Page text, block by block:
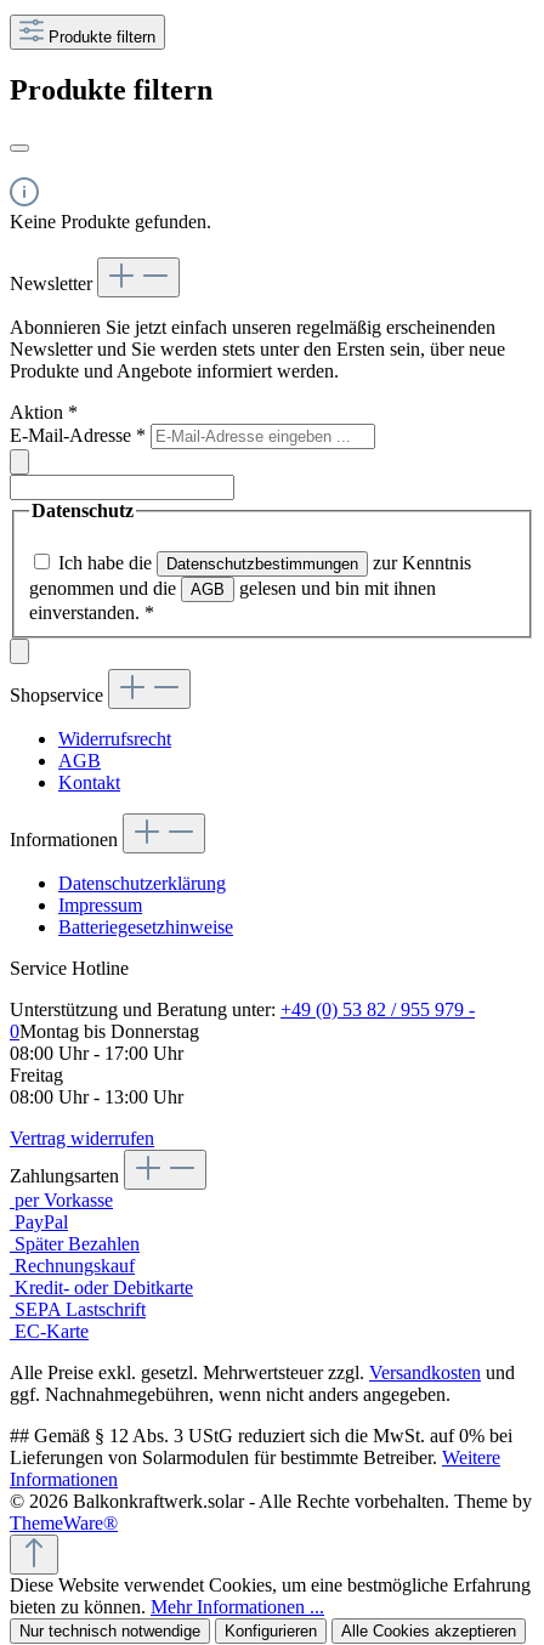
Produkte filtern
Produkte filtern
Keine Produkte gefunden.
Newsletter
Abonnieren Sie jetzt einfach unseren regelmäßig erscheinenden
Newsletter und Sie werden stets unter den Ersten sein, über neue
Produkte und Angebote informiert werden.
Aktion *
E-Mail-Adresse *
Datenschutz
Ich habe die Datenschutzbestimmungen
zur Kenntnis
genommen und die
AGB
gelesen und bin mit ihnen
einverstanden. *
Shopservice
Widerrufsrecht
AGB
Kontakt
Informationen
Datenschutzerklärung
Impressum
Batteriegesetzhinweise
Service Hotline
Unterstützung und Beratung unter: +49 (0) 53 82 / 955 979 -
0Montag bis Donnerstag
08:00 Uhr - 17:00 Uhr
Freitag
08:00 Uhr - 13:00 Uhr
Vertrag widerrufen
Zahlungsarten
per Vorkasse
PayPal
Später Bezahlen
Rechnungskauf
Kredit- oder Debitkarte
SEPA Lastschrift
EC-Karte
Alle Preise exkl. gesetzl. Mehrwertsteuer zzgl. Versandkosten und
ggf. Nachnahmegebühren, wenn nicht anders angegeben.
## Gemäß § 12 Abs. 3 UStG reduziert sich die MwSt. auf 0% bei
Lieferungen von Solarmodulen für bestimmte Betreiber. Weitere
Informationen
© 2026 Balkonkraftwerk.solar - Alle Rechte vorbehalten. Theme by
ThemeWare®
Diese Website verwendet Cookies, um eine bestmögliche Erfahrung
bieten zu können. Mehr Informationen ...
Nur technisch notwendige Konfigurieren Alle Cookies akzeptieren